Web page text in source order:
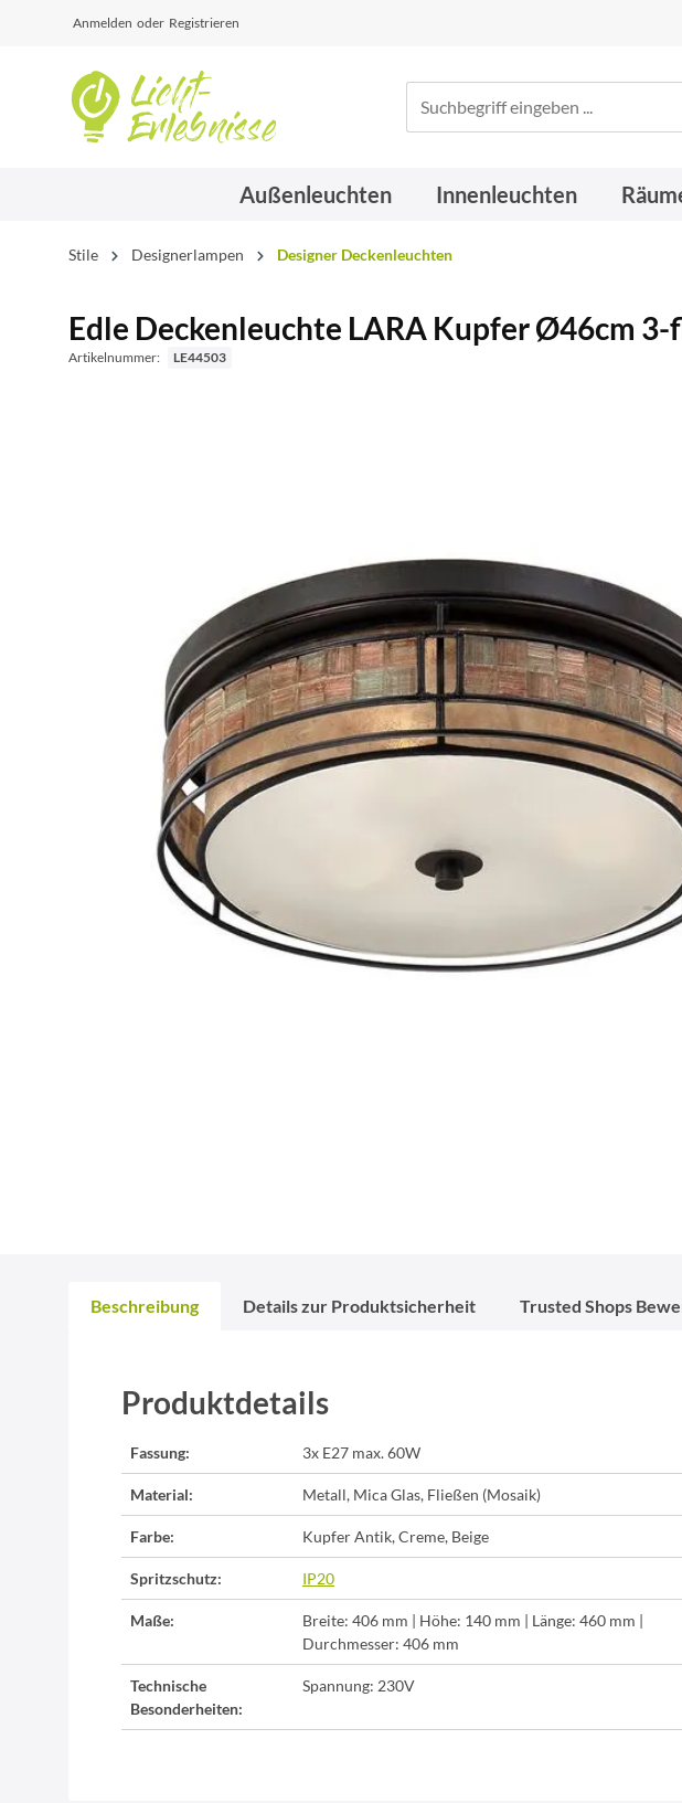
Anmelden oder Registrieren
Außenleuchten Innenleuchten
Stile Designerlampen Designer Deckenleuchten
Edle Deckenleuchte LARA Kupfer Ø46cm 3-
Artikelnummer: LE44503
Beschreibung Details zur Produktsicherheit Trusted Shops
Produktdetails
Fassung: 3x E27 max. 60W
Material: Metall, Mica Glas, Fließen (Mosaik)
Farbe: Kupfer Antik, Creme, Beige
Spritzschutz: IP20
Maße:
Breite: 406 mm | Höhe: 140 mm | Länge: 460 mm |
Durchmesser: 406 mm
Technische
Besonderheiten:
Spannung: 230V